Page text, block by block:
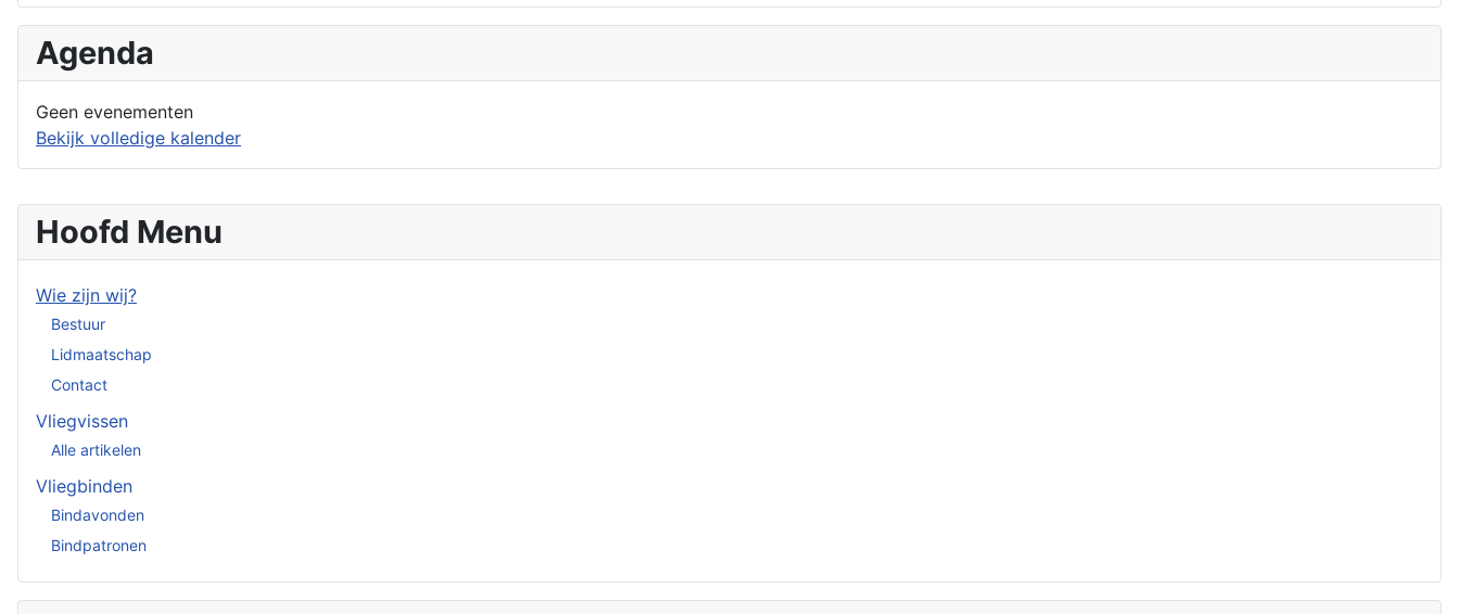
Hoofd Menu
Wie zijn wij?
Bestuur
Lidmaatschap
Contact
Vliegvissen
Alle artikelen
Vliegbinden
Bindavonden
Bindpatronen
Agenda
Geen evenementen
Bekijk volledige kalender